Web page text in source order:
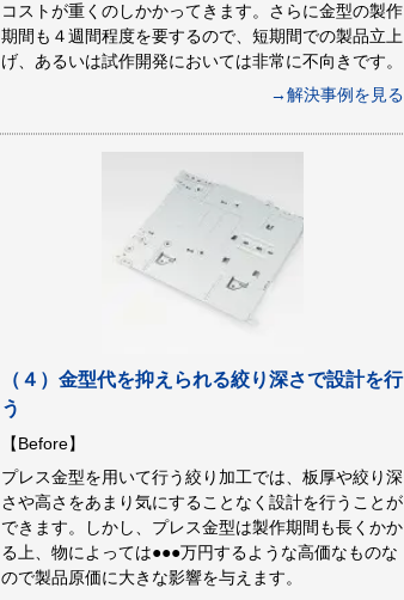
コストが重くのしかかってきます。さらに金型の製作
期間も４週間程度を要するので、短期間での製品立上
げ、あるいは試作開発においては非常に不向きです。
→解決事例を見る
（４）金型代を抑えられる絞り深さで設計を行
う
【Before】
プレス金型を用いて行う絞り加工では、板厚や絞り深
さや高さをあまり気にすることなく設計を行うことが
できます。しかし、プレス金型は製作期間も長くかか
る上、物によっては●●●万円するような高価なものな
ので製品原価に大きな影響を与えます。